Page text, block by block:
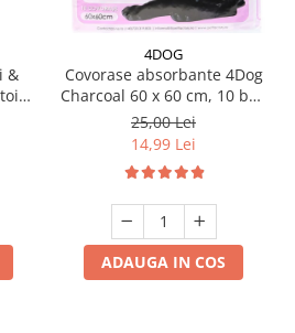
&
4DOG
Covorase absorbante 4Dog
Charcoal 60 x 60 cm, 10 buc
/ pachet
25,00 Lei
14,99 Lei
ADAUGA IN COS